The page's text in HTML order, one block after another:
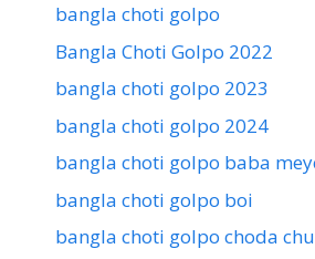
bangla choti golpo
Bangla Choti Golpo 2022
bangla choti golpo 2023
bangla choti golpo 2024
bangla choti golpo baba
bangla choti golpo boi
bangla choti golpo choda